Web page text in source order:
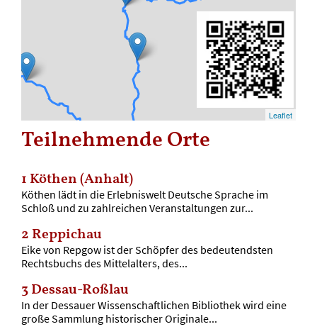
Leaflet
Teilnehmende Orte
1 Köthen (Anhalt)
Köthen lädt in die Erlebniswelt Deutsche Sprache im
Schloß und zu zahlreichen Veranstaltungen zur...
2 Reppichau
Eike von Repgow ist der Schöpfer des bedeutendsten
Rechtsbuchs des Mittelalters, des...
3Dessau-Roßlau
In der Dessauer Wissenschaftlichen Bibliothek wird eine
große Sammlung historischer Originale...